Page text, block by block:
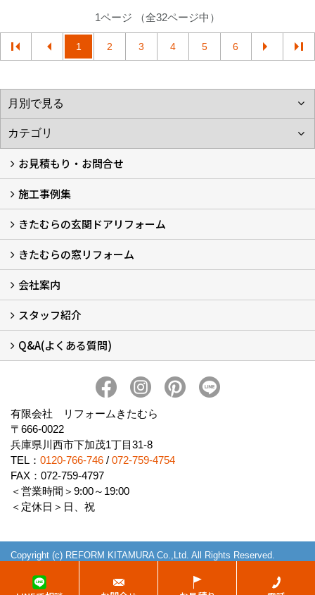
1ページ （全32ページ中）
1 2 3 4 5 6
お見積もり・お問合せ
LINEで概算見積もり
チャットで質問
問い合わせフォームから
オンライン相談
電話で相談
無料現地調査をご希望の方
施工事例集
玄関ドアリフォーム
玄関引戸リフォーム
勝手口ドアリフォーム
窓リフォーム
きたむらの玄関ドアリフォーム
玄関ドアリフォームについて
リシェントについて (23)
・玄関ドアバリエーション (52)
・玄関引戸バリエーション (44)
・勝手口ドアバリエーション (11)
安心の自社施工
無料点検
保証について
価格について
概算見積について (2)
きたむらの窓リフォーム
窓リフォームについて (5)
・内窓設置-LIXILインプラス
・内窓設置-AGCまどまど
・窓交換
・エコガラス交換
・防犯・防災ガラス交換
会社案内
会社概要 (2)
ブログ
アクセス
施工エリア
施工までの流れ
SNSインフォメーション
チャット機能
オンライン打合わせ
補助金について (2)
スタッフ紹介
スタッフ紹介
Q&A(よくある質問)
有限会社 リフォームきたむら
〒666-0022
兵庫県川西市下加茂1丁目31-8
TEL： 0120-766-746 / 072-759-4754
FAX：072-759-4797
＜営業時間＞9:00～19:00
＜定休日＞日、祝
Copyright (c) REFORM KITAMURA Co.,Ltd. All Rights Reserved.